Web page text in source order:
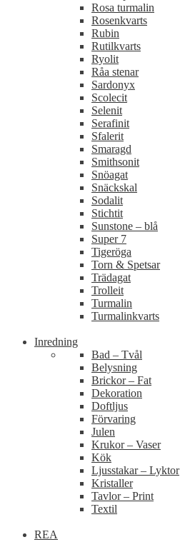
Rosa turmalin
Rosenkvarts
Rubin
Rutilkvarts
Ryolit
Råa stenar
Sardonyx
Scolecit
Selenit
Serafinit
Sfalerit
Smaragd
Smithsonit
Snöagat
Snäckskal
Sodalit
Stichtit
Sunstone – blå
Super 7
Tigeröga
Torn & Spetsar
Trädagat
Trolleit
Turmalin
Turmalinkvarts
Inredning
Bad – Tvål
Belysning
Brickor – Fat
Dekoration
Doftljus
Förvaring
Julen
Krukor – Vaser
Kök
Ljusstakar – Lyktor
Kristaller
Tavlor – Print
Textil
REA